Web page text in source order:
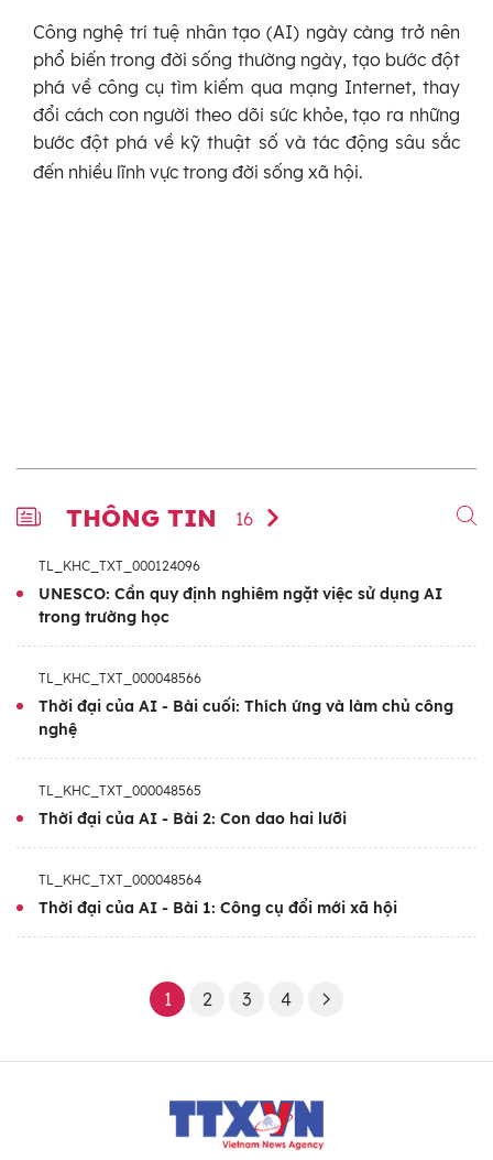
Công nghệ trí tuệ nhân tạo (AI) ngày càng trở nên
phổ biến trong đời sống thường ngày, tạo bước đột
phá về công cụ tìm kiếm qua mạng Internet, thay
đổi cách con người theo dõi sức khỏe, tạo ra những
bước đột phá về kỹ thuật số và tác động sâu sắc
đến nhiều lĩnh vực trong đời sống xã hội.
THÔNG TIN 16
TL_KHC_TXT_000124096
UNESCO: Cần quy định nghiêm ngặt việc sử dụng AI
trong trường học
TL_KHC_TXT_000048566
Thời đại của AI - Bài cuối: Thích ứng và làm chủ công
nghệ
TL_KHC_TXT_000048565
Thời đại của AI - Bài 2: Con dao hai lưỡi
TL_KHC_TXT_000048564
Thời đại của AI - Bài 1: Công cụ đổi mới xã hội
1 2 3 4